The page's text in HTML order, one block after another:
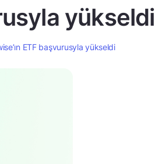
yükseldi
ETF başvurusyla yükseldi